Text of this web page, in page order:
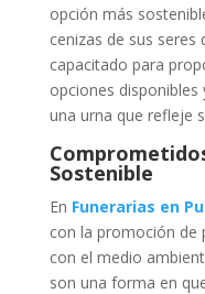
opción más
cenizas de sus
capacitado para
opciones disponibles
una urna que refleje
Sostenible
En Funerarias en
con la promoción de
con el medio
son una forma en